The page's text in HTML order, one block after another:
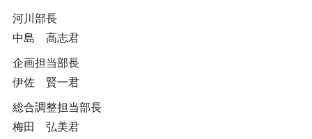
河川部長
中島 高志君
企画担当部長
伊佐 賢一君
総合調整担当部長
梅田 弘美君